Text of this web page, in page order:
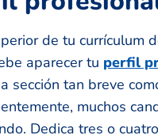
de tu currículum
aparecer tu perfil
sección tan breve
muchos
Dedica tres o